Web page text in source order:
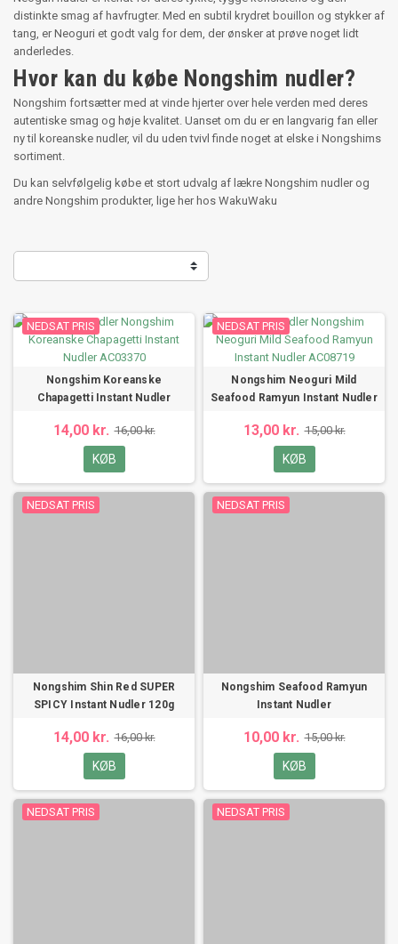
distinkte smag af havfrugter. Med en subtil krydret bouillon og stykker af
tang, er Neoguri et godt valg for dem, der ønsker at prøve noget lidt
anderledes.
Hvor kan du købe Nongshim nudler?
Nongshim fortsætter med at vinde hjerter over hele verden med deres
autentiske smag og høje kvalitet. Uanset om du er en langvarig fan eller
ny til koreanske nudler, vil du uden tvivl finde noget at elske i Nongshims
sortiment.
Du kan selvfølgelig købe et stort udvalg af lækre Nongshim nudler og
andre Nongshim produkter, lige her hos WakuWaku
NEDSAT PRIS
Nongshim Koreanske
Chapagetti Instant Nudler
14,00 kr. 16,00 kr.
KØB
NEDSAT PRIS
Nongshim Neoguri Mild
Seafood Ramyun Instant Nudler
13,00 kr. 15,00 kr.
KØB
NEDSAT PRIS
Nongshim Shin Red SUPER
SPICY Instant Nudler 120g
14,00 kr. 16,00 kr.
KØB
NEDSAT PRIS
Nongshim Seafood Ramyun
Instant Nudler
10,00 kr. 15,00 kr.
KØB
NEDSAT PRIS NEDSAT PRIS